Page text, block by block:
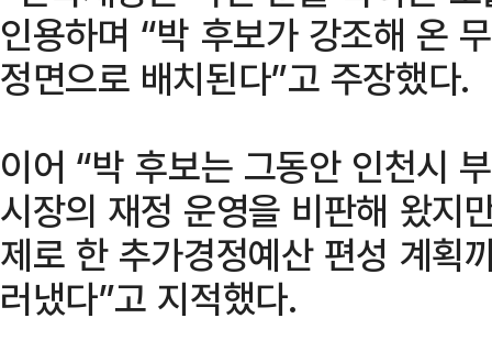
인용하며 “박 후보가 강조해 온
정면으로 배치된다”고 주장했다.
이어 “박 후보는 그동안 인천시
시장의 재정 운영을 비판해 왔지
제로 한 추가경정예산 편성 계획
러냈다”고 지적했다.